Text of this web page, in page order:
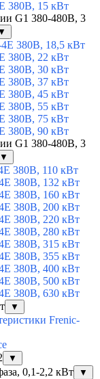
380В, 15 кВт
G1 380-480В, 3
380В, 18,5 кВт
380В, 22 кВт
380В, 30 кВт
380В, 37 кВт
380В, 45 кВт
380В, 55 кВт
380В, 75 кВт
380В, 90 кВт
G1 380-480В, 3
▼
380В, 110 кВт
380В, 132 кВт
380В, 160 кВт
380В, 200 кВт
380В, 220 кВт
380В, 280 кВт
380В, 315 кВт
380В, 355 кВт
380В, 400 кВт
380В, 500 кВт
380В, 630 кВт
▼
Frenic-
▼
0,1-2,2 кВт ▼